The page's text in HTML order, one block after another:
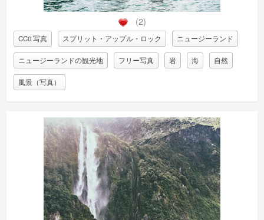
(2)
CC0 写真 スプリット・アップル・ロック ニュージーランド
ニュージーランドの観光地 フリー写真 岩 海 自然
風景（写真）